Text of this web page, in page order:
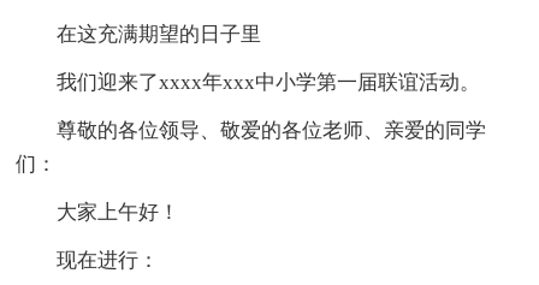
在这充满期望的日子里
我们迎来了xxxx年xxx中小学第一届联谊活动。
尊敬的各位领导、敬爱的各位老师、亲爱的同学
们：
大家上午好！
现在进行：